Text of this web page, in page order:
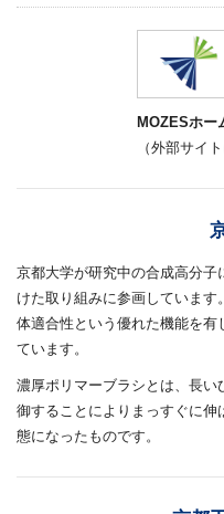
MOZESホー
（外部サイ
京都大学が研究中の合成高分子
けた取り組みに参画していま
体適合性という優れた機能を
ています。
濃厚ポリマーブラシとは、長い
御することによりまっすぐに
態になったものです。